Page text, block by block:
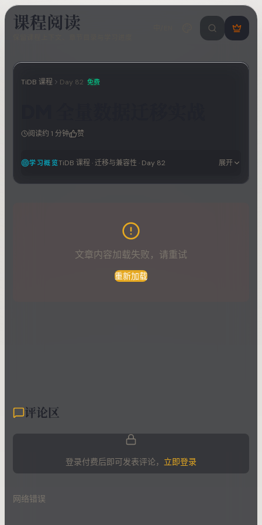
课程阅读
搜索课程 /
登
TiDB 课程 Day 82 免费
阅读约 1 分钟 赞
学习概览TiDB 课程 ·迁移与兼容性 · Day 82 展开
文章内容加载失败，请重试
重新加载
评论区
登录付费后即可发表评论， 立即登录
网络错误